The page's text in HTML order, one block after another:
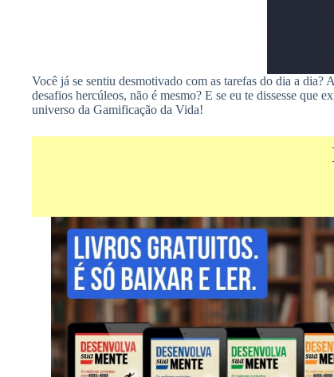
Você já se sentiu desmotivado com as tarefas do dia a
desafios hercúleos, não é mesmo? E se eu te dissesse que
universo da Gamificação da Vida!